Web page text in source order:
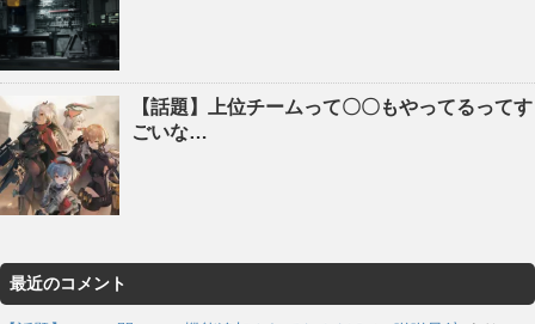
【話題】上位チームって〇〇もやってるってす
ごいな…
最近のコメント